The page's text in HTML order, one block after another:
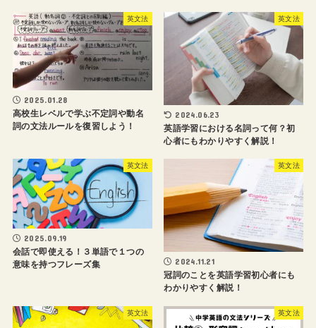
英文法
2025.01.28
高校生レベルで学ぶ不定詞や動名
詞の文法ルールを復習しよう！
英文法
2024.06.23
英語学習における名詞って何？初
心者にもわかりやすく解説！
英文法
2025.09.19
会話で即使える！３単語で１つの
意味を持つフレーズ集
英文法
2024.11.21
冠詞のことを英語学習初心者にも
わかりやすく解説！
英文法 英文法